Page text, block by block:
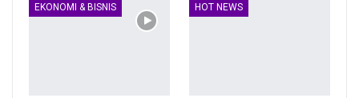
EKONOMI & BISNIS HOT NEWS